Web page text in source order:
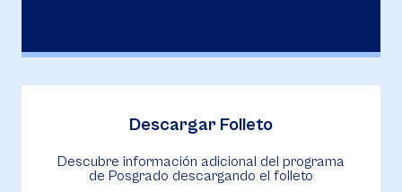
Descargar Folleto
Descubre información adicional del programa
de Posgrado descargando el folleto